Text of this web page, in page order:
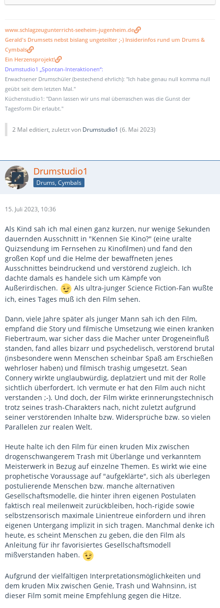
www.schlagzeugunterricht-seeheim-jugenheim.de
Gerald's Drumsets nebst bislang ungeteilter ;-) Insiderinfos rund um Drums &
Cymbals
Ein Herzensprojekt!
Drumstudio1 „Spontan-Interaktionen“:
Erwachsener Drumschüler (bestechend ehrlich): "Ich habe genau null komma null
geübt seit dem letzten Mal."
Küchenstudio1: "Dann lassen wir uns mal überraschen was die Gunst der
Tagesform Dir erlaubt."
2 Mal editiert, zuletzt von Drumstudio1 (6. Mai 2023)
Drumstudio1
Drums, Cymbals
15. Juli 2023, 10:36
Als Kind sah ich mal einen ganz kurzen, nur wenige Sekunden
dauernden Ausschnitt in "Kennen Sie Kino?" (eine uralte
Quizsendung im Fernsehen zu Kinofilmen) und fand den
großen Kopf und die Helme der bewaffneten jenes
Ausschnittes beindruckend und verstörend zugleich. Ich
dachte damals es handele sich um Kämpfe von
Außerirdischen.
Als ultra-junger Science Fiction-Fan wußte
ich, eines Tages muß ich den Film sehen.
Dann, viele Jahre später als junger Mann sah ich den Film,
empfand die Story und filmische Umsetzung wie einen kranken
Fiebertraum, war sicher dass die Macher unter Drogeneinfluß
standen, fand alles bizarr und psychedelisch, verstörend brutal
(insbesondere wenn Menschen scheinbar Spaß am Erschießen
wehrloser haben) und filmisch trashig umgesetzt. Sean
Connery wirkte unglaubwürdig, deplatziert und mit der Rolle
sichtlich überfordert. Ich vermute er hat den Film auch nicht
verstanden ;-). Und doch, der Film wirkte erinnerungstechnisch
trotz seines trash-Charakters nach, nicht zuletzt aufgrund
seiner verstörenden Inhalte bzw. Widersprüche bzw. so vielen
Parallelen zur realen Welt.
Heute halte ich den Film für einen kruden Mix zwischen
drogenschwangerem Trash mit Überlänge und verkanntem
Meisterwerk in Bezug auf einzelne Themen. Es wirkt wie eine
prophetische Voraussage auf "aufgeklärte", sich als überlegen
postulierende Menschen bzw. manche alternativen
Gesellschaftsmodelle, die hinter ihren eigenen Postulaten
faktisch real meilenweit zurückbleiben, hoch-rigide sowie
selbstzensorisch maximale Linientreue einfordern und ihren
eigenen Untergang implizit in sich tragen. Manchmal denke ich
heute, es scheint Menschen zu geben, die den Film als
Anleitung für ihr favorisiertes Gesellschaftsmodell
mißverstanden haben.
Aufgrund der vielfältigen Interpretationsmöglichkeiten und
dem kruden Mix zwischen Genie, Trash und Wahnsinn, ist
dieser Film somit meine Empfehlung gegen die Hitze.